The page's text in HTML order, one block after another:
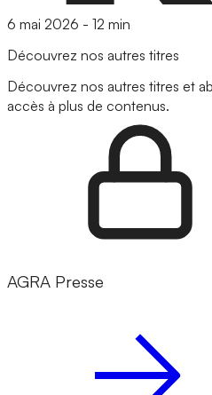
6 mai 2026 - 12 min
Découvrez nos autres titres
Découvrez nos autres titres et
accès à plus de contenus.
AGRA Presse